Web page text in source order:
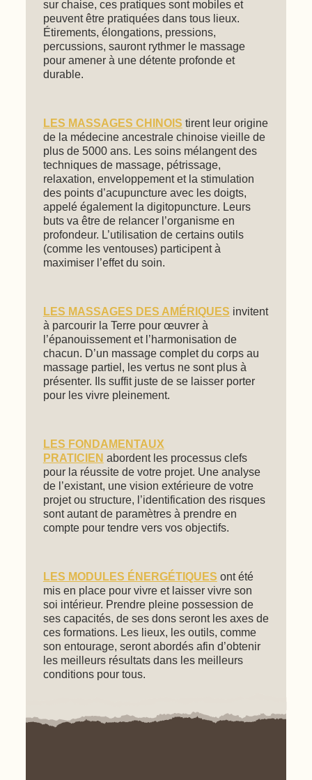
sur chaise, ces pratiques sont mobiles et
peuvent être pratiquées dans tous lieux.
Étirements, élongations, pressions,
percussions, sauront rythmer le massage
pour amener à une détente profonde et
durable.
LES MASSAGES CHINOIS tirent leur origine
de la médecine ancestrale chinoise vieille de
plus de 5000 ans. Les soins mélangent des
techniques de massage, pétrissage,
relaxation, enveloppement et la stimulation
des points d’acupuncture avec les doigts,
appelé également la digitopuncture. Leurs
buts va être de relancer l’organisme en
profondeur. L’utilisation de certains outils
(comme les ventouses) participent à
maximiser l’effet du soin.
LES MASSAGES DES AMÉRIQUES invitent
à parcourir la Terre pour œuvrer à
l’épanouissement et l’harmonisation de
chacun. D’un massage complet du corps au
massage partiel, les vertus ne sont plus à
présenter. Ils suffit juste de se laisser porter
pour les vivre pleinement.
LES FONDAMENTAUX
PRATICIEN abordent les processus clefs
pour la réussite de votre projet. Une analyse
de l’existant, une vision extérieure de votre
projet ou structure, l’identification des risques
sont autant de paramètres à prendre en
compte pour tendre vers vos objectifs.
LES MODULES ÉNERGÉTIQUES ont été
mis en place pour vivre et laisser vivre son
soi intérieur. Prendre pleine possession de
ses capacités, de ses dons seront les axes de
ces formations. Les lieux, les outils, comme
son entourage, seront abordés afin d’obtenir
les meilleurs résultats dans les meilleurs
conditions pour tous.